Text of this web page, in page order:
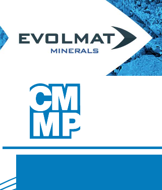
contenu